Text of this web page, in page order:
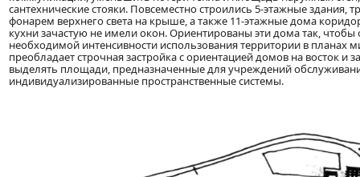
сантехнические стояки. Повсеместно строились 5-этажные
фонарем верхнего света на крыше, а также 11-этажные дома
кухни зачастую не имели окон. Ориентированы эти дома так,
необходимой интенсивности использования территории в планах
преобладает строчная застройка с ориентацией домов на восток
выделять площади, предназначенные для учреждений
индивидуализированные пространственные системы.